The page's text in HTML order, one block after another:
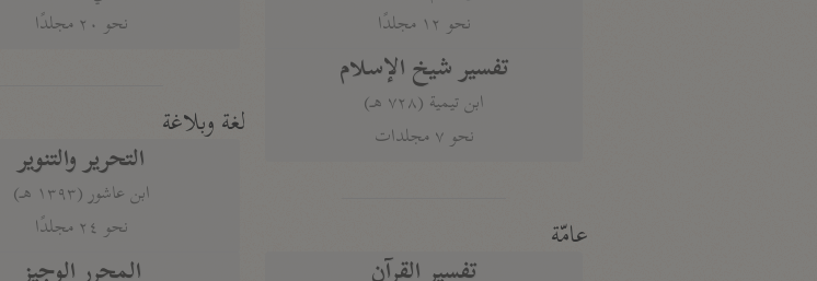
نحو ١٢ مجلدًا
تفسير شيخ الإسلام
ابن تيمية (٧٢٨ هـ)
نحو ٧ مجلدات
عامّة
نحو ٢٠ مجلدًا
لغة وبلاغة
التحرير والتنوير
ابن عاشور (١٣٩٣ هـ)
نحو ٢٤ مجلدًا